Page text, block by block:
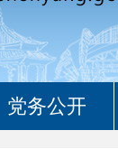
党务公开